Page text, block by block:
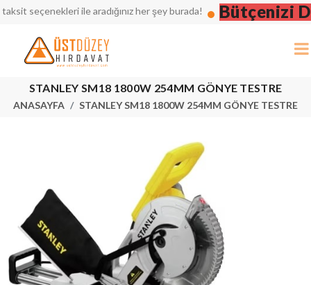
seçenekleri ile aradığınız her şey burada! Bütçenizi
STANLEY SM18 1800W 254MM GÖNYE TESTRE
ANASAYFA STANLEY SM18 1800W 254MM GÖNYE TESTRE